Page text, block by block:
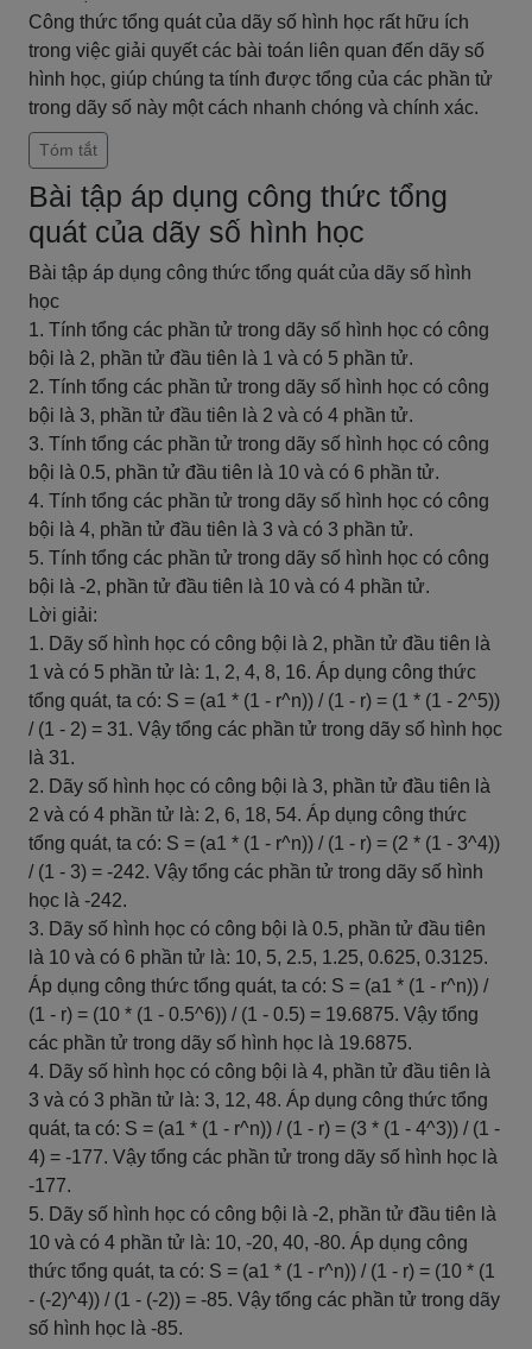
Công thức tổng quát của dãy số hình học rất hữu ích
trong việc giải quyết các bài toán liên quan đến dãy số
hình học, giúp chúng ta tính được tổng của các phần tử
trong dãy số này một cách nhanh chóng và chính xác.
Tóm tắt
Bài tập áp dụng công thức tổng
quát của dãy số hình học
Bài tập áp dụng công thức tổng quát của dãy số hình
học
1. Tính tổng các phần tử trong dãy số hình học có công
bội là 2, phần tử đầu tiên là 1 và có 5 phần tử.
2. Tính tổng các phần tử trong dãy số hình học có công
bội là 3, phần tử đầu tiên là 2 và có 4 phần tử.
3. Tính tổng các phần tử trong dãy số hình học có công
bội là 0.5, phần tử đầu tiên là 10 và có 6 phần tử.
4. Tính tổng các phần tử trong dãy số hình học có công
bội là 4, phần tử đầu tiên là 3 và có 3 phần tử.
5. Tính tổng các phần tử trong dãy số hình học có công
bội là -2, phần tử đầu tiên là 10 và có 4 phần tử.
Lời giải:
1. Dãy số hình học có công bội là 2, phần tử đầu tiên là
1 và có 5 phần tử là: 1, 2, 4, 8, 16. Áp dụng công thức
tổng quát, ta có: S = (a1 * (1 - r^n)) / (1 - r) = (1 * (1 - 2^5))
/ (1 - 2) = 31. Vậy tổng các phần tử trong dãy số hình học
là 31.
2. Dãy số hình học có công bội là 3, phần tử đầu tiên là
2 và có 4 phần tử là: 2, 6, 18, 54. Áp dụng công thức
tổng quát, ta có: S = (a1 * (1 - r^n)) / (1 - r) = (2 * (1 - 3^4))
/ (1 - 3) = -242. Vậy tổng các phần tử trong dãy số hình
học là -242.
3. Dãy số hình học có công bội là 0.5, phần tử đầu tiên
là 10 và có 6 phần tử là: 10, 5, 2.5, 1.25, 0.625, 0.3125.
Áp dụng công thức tổng quát, ta có: S = (a1 * (1 - r^n)) /
(1 - r) = (10 * (1 - 0.5^6)) / (1 - 0.5) = 19.6875. Vậy tổng
các phần tử trong dãy số hình học là 19.6875.
4. Dãy số hình học có công bội là 4, phần tử đầu tiên là
3 và có 3 phần tử là: 3, 12, 48. Áp dụng công thức tổng
quát, ta có: S = (a1 * (1 - r^n)) / (1 - r) = (3 * (1 - 4^3)) / (1 -
4) = -177. Vậy tổng các phần tử trong dãy số hình học là
-177.
5. Dãy số hình học có công bội là -2, phần tử đầu tiên là
10 và có 4 phần tử là: 10, -20, 40, -80. Áp dụng công
thức tổng quát, ta có: S = (a1 * (1 - r^n)) / (1 - r) = (10 * (1
- (-2)^4)) / (1 - (-2)) = -85. Vậy tổng các phần tử trong dãy
số hình học là -85.